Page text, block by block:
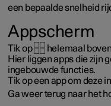
een bepaalde snelheid
Appscherm
Tik op
helemaal
Hier liggen apps die zijn
ingebouwde functies.
Tik op een app om deze
Ga weer terug naar het